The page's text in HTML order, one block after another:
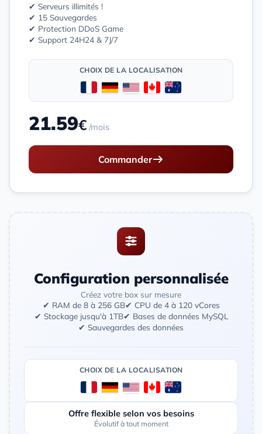
✔ Serveurs illimités !
✔ 15 Sauvegardes
✔ Protection DDoS Game
✔ Support 24H24 & 7J/7
CHOIX DE LA LOCALISATION
21.59€ /mois
Commander
Configuration personnalisée
Créez votre box sur mesure
✔ RAM de 8 à 256 GB✔ CPU de 4 à 120 vCores
✔ Stockage jusqu'à 1TB✔ Bases de données MySQL
✔ Sauvegardes des données
CHOIX DE LA LOCALISATION
Offre flexible selon vos besoins
Évolutif à tout moment